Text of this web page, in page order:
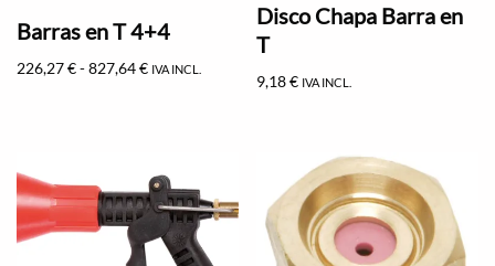
Barras en T 4+4
226,27€-827,64€ IVA INCL.
Disco Chapa Barra en
T
9,18€ IVA INCL.